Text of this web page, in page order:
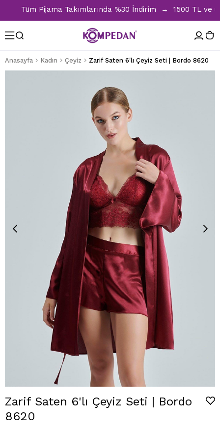
Tüm Pijama Takımlarında %30 İndirim → 1500 TL ve
Anasayfa Kadın Çeyiz Zarif Saten 6'lı Çeyiz Seti | Bordo 8620
Zarif Saten 6'lı Çeyiz Seti | Bordo
8620